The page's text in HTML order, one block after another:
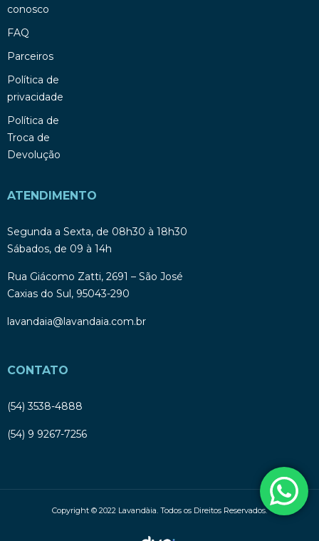
conosco
FAQ
Parceiros
Política de
privacidade
Política de
Troca de
Devolução
ATENDIMENTO
Segunda a Sexta, de 08h30 à 18h30
Sábados, de 09 à 14h
Rua Giácomo Zatti, 2691 – São José
Caxias do Sul, 95043-290
lavandaia@lavandaia.com.br
CONTATO
(54) 3538-4888
(54) 9 9267-7256
Copyright © 2022 Lavandàia. Todos os Direitos Reservados.